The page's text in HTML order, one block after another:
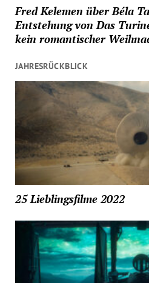
Fred Kelemen über Béla
Entstehung von Das
kein romantischer
JAHRESRÜCKBLICK
25 Lieblingsfilme 2022